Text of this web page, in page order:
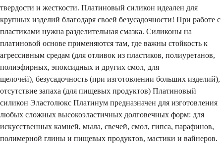
твердости и жесткости. Платиновый силикон идеален для
крупных изделий благодаря своей безусадочности! При работе с
пластиками нужна разделительная смазка. Силиконы на
платиновой основе применяются там, где важны стойкость к
агрессивным средам (для отливок из пластиков, полиуретанов,
полиэфирных, эпоксидных и других смол, для
щелочей), безусадочность (при изготовлении больших изделий),
отсутствие запаха (для пищевых продуктов) Платиновый
силикон Эластолюкс Платинум предназначен для изготовления
любых сложных высокоэластичных долговечных форм: для
искусственных камней, мыла, свечей, смол, гипса, парафинов,
полимерной глины и пищевых продуктов, мастики и вайнеров.